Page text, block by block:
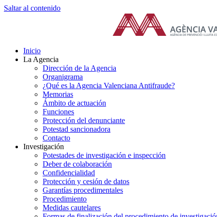
Saltar al contenido
Inicio
La Agencia
Dirección de la Agencia
Organigrama
¿Qué es la Agencia Valenciana Antifraude?
Memorias
Ámbito de actuación
Funciones
Protección del denunciante
Potestad sancionadora
Contacto
Investigación
Potestades de investigación e inspección
Deber de colaboración
Confidencialidad
Protección y cesión de datos
Garantías procedimentales
Procedimiento
Medidas cautelares